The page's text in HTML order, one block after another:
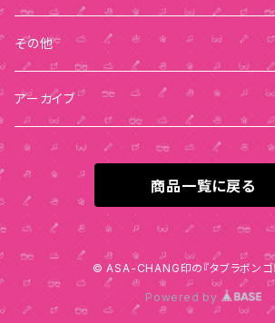
その他
アーカイブ
商品一覧に戻る
© ASA-CHANG印の『タブラボンゴ
Powered by